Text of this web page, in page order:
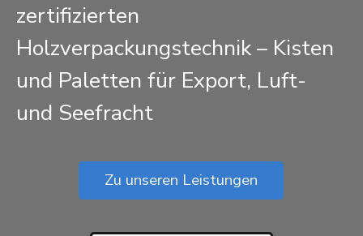
zertifizierten
Holzverpackungstechnik – Kisten
und Paletten für Export, Luft-
und Seefracht
Zu unseren Leistungen